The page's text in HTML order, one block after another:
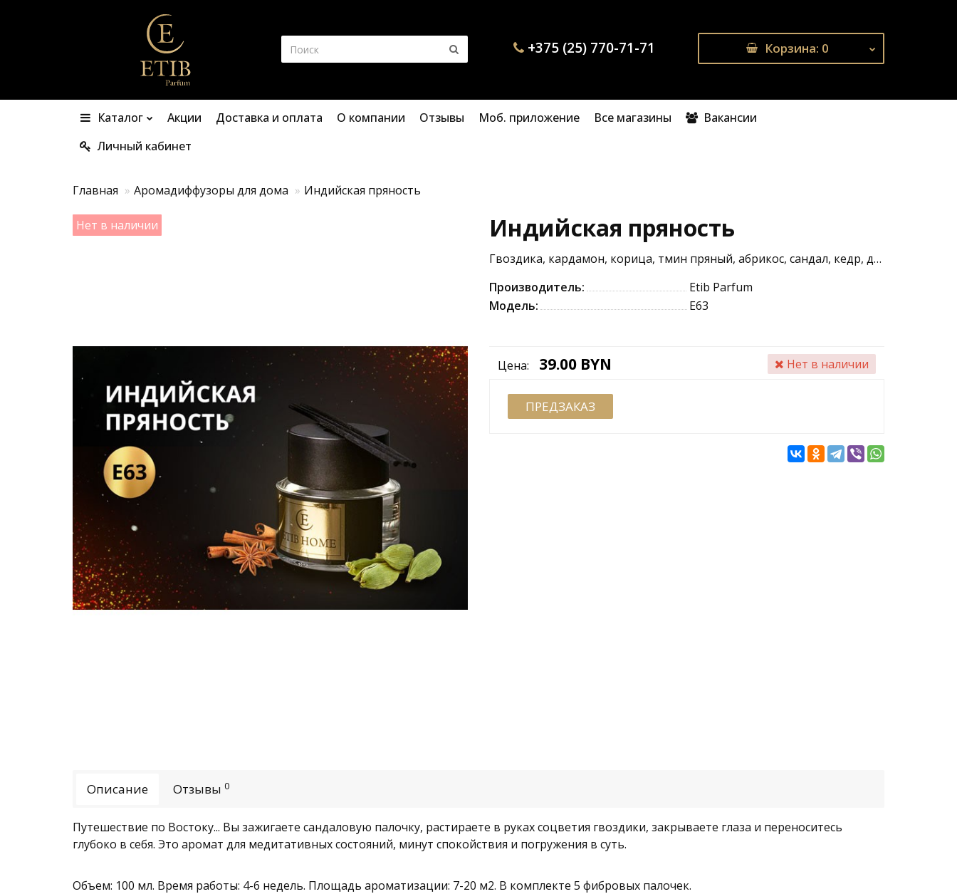
+375 (25) 770-71-71 Корзина: 0
Каталог Акции Доставка и оплата О компании Отзывы Моб. приложение Все магазины
Вакансии
Личный кабинет
Главная Аромадиффузоры для дома Индийская пряность
Нет в наличии Индийская пряность
Гвоздика, кардамон, корица, тмин пряный, абрикос, сандал, кедр, древесная амбра
Производитель:
Etib Parfum
Модель:
E63
Цена: 39.00 BYN Нет в наличии
ПРЕДЗАКАЗ
Описание Отзывы 0
Путешествие по Востоку... Вы зажигаете сандаловую палочку, растираете в руках соцветия гвоздики, закрываете глаза и переноситесь
глубоко в себя. Это аромат для медитативных состояний, минут спокойствия и погружения в суть.
Объем: 100 мл. Время работы: 4-6 недель. Площадь ароматизации: 7-20 м2. В комплекте 5 фибровых палочек.